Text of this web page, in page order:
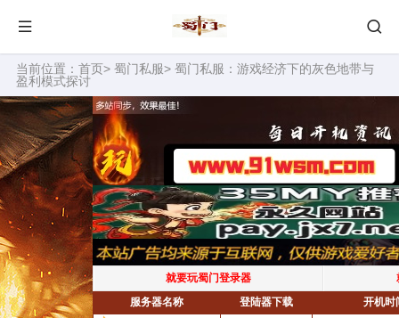
当前位置： 首页> 蜀门私服> 蜀门私服：游戏经济下的灰色地带与
盈利模式探讨